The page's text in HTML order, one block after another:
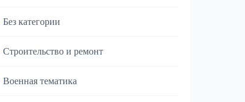
Без категории
Строительство и ремонт
Военная тематика